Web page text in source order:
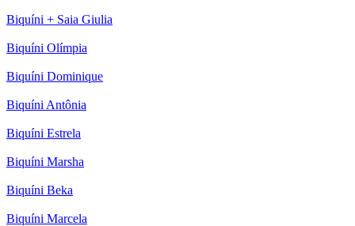
Biquíni + Saia Giulia
Biquíni Olímpia
Biquíni Dominique
Biquíni Antônia
Biquíni Estrela
Biquíni Marsha
Biquíni Beka
Biquíni Marcela